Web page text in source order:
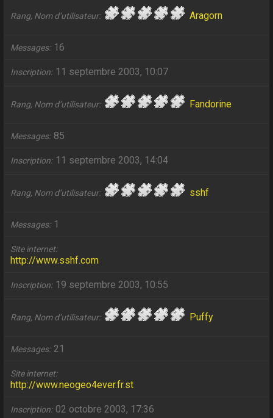
Rang, Nom d’utilisateur Aragorn
Messages 16
Inscription 11 septembre 2003, 10:07
Rang, Nom d’utilisateur Fandorine
Messages 85
Inscription 11 septembre 2003, 14:04
Rang, Nom d’utilisateur sshf
Messages 1
Site internet
http://www.sshf.com
Inscription 19 septembre 2003, 10:55
Rang, Nom d’utilisateur Puffy
Messages 21
Site internet
http://www.neogeo4ever.fr.st
Inscription 02 octobre 2003, 17:36